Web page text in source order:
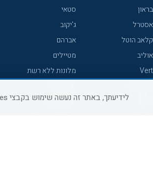
בראון
אסטרל
קלאב הוטל
אוליב
Vert
סטאי
ג'יקוב
אברהם
מטיילים
מלונות ללא רשת
קראון פלאזה
לידיעתך, באתר זה נעשה שימוש בקבצי Cookies המשך גלישה באתר מהווה הסכמה לשימוש זה, למידע נוסף ניתן לעיין